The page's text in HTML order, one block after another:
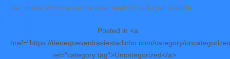
par, mens Ventura var tre over med 12 hull igjen å spille.
Posted in <a
href="https://tienequevenirasiestadicho.com/category/
rel="category tag">Uncategorized</a>